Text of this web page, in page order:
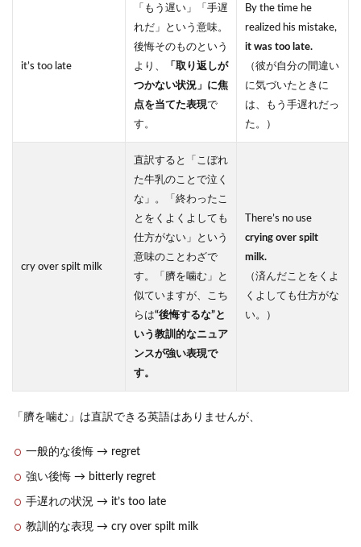
it’s too late
「もう遅い」「手遅
れだ」という意味。
後悔そのものという
より、
「取り返しが
つかない状況」に焦
点を当てた表現で
す。
By the time he
realized his mistake,
it was too late.
（彼が自分の間違い
に気づいたときに
は、もう手遅れだっ
た。）
cry over spilt milk
直訳すると「こぼれ
た牛乳のことで泣く
な」。「終わったこ
とをくよくよしても
仕方がない」という
意味のことわざで
す。「臍を噛む」と
似ていますが、こち
らは“後悔するな”と
いう教訓的なニュア
ンスが強い表現で
す。
There’s no use
crying over spilt
milk.
（済んだことをくよ
くよしても仕方がな
い。）
「臍を噛む」は直訳できる英語はありませんが、
一般的な後悔 → regret
強い後悔 → bitterly regret
手遅れの状況 → it’s too late
教訓的な表現 → cry over spilt milk